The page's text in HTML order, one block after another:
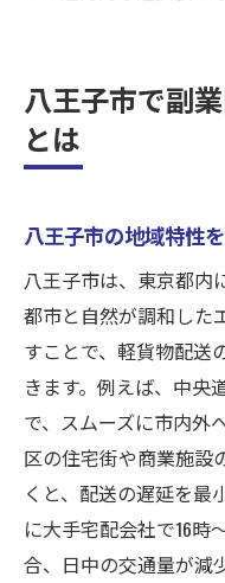
八王子市で副
とは
八王子市の地域特性
八王子市は、東京都内
都市と自然が調和した
すことで、軽貨物配送
きます。例えば、中央
で、スムーズに市内外
区の住宅街や商業施設
くと、配送の遅延を最
に大手宅配会社で16時
合、日中の交通量が減